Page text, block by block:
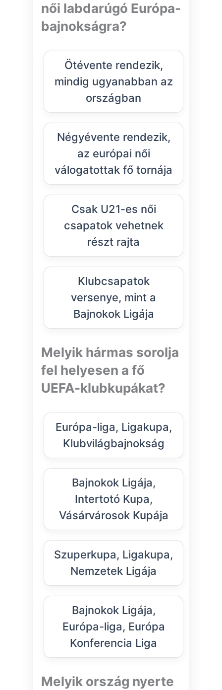
női labdarúgó Európa-
bajnokságra?
Ötévente rendezik,
mindig ugyanabban az
országban
Négyévente rendezik,
az európai női
válogatottak fő tornája
Csak U21-es női
csapatok vehetnek
részt rajta
Klubcsapatok
versenye, mint a
Bajnokok Ligája
Melyik hármas sorolja
fel helyesen a fő
UEFA-klubkupákat?
Európa-liga, Ligakupa,
Klubvilágbajnokság
Bajnokok Ligája,
Intertotó Kupa,
Vásárvárosok Kupája
Szuperkupa, Ligakupa,
Nemzetek Ligája
Bajnokok Ligája,
Európa-liga, Európa
Konferencia Liga
Melyik ország nyerte